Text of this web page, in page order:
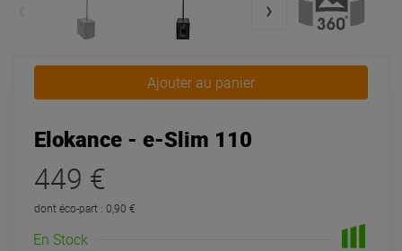
Ajouter au panier
Elokance - e-Slim 110
449 €
dont éco-part : 0,90 €
En Stock